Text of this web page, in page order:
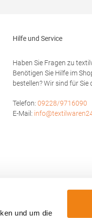
und um die
Hilfe und Service
Haben Sie Fragen zu
Benötigen Sie Hilfe im
bestellen? Wir sind für Sie
Telefon: 09228/9716090
E-Mail: